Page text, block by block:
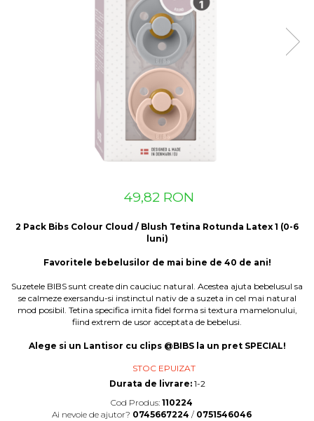
Try It Bibs Denmark
49,82 RON
2 Pack Bibs Colour Cloud / Blush Tetina Rotunda Latex 1 (0-6
luni)
Favoritele bebelusilor de mai bine de 40 de ani!
Suzetele BIBS sunt create din cauciuc natural. Acestea ajuta bebelusul sa
se calmeze exersandu-si instinctul nativ de a suzeta in cel mai natural
mod posibil. Tetina specifica imita fidel forma si textura mamelonului,
fiind extrem de usor acceptata de bebelusi.
Alege si un Lantisor cu clips @BIBS la un pret SPECIAL!
STOC EPUIZAT
Durata de livrare:1-2
Cod Produs: 110224
Ai nevoie de ajutor? 0745667224 / 0751546046